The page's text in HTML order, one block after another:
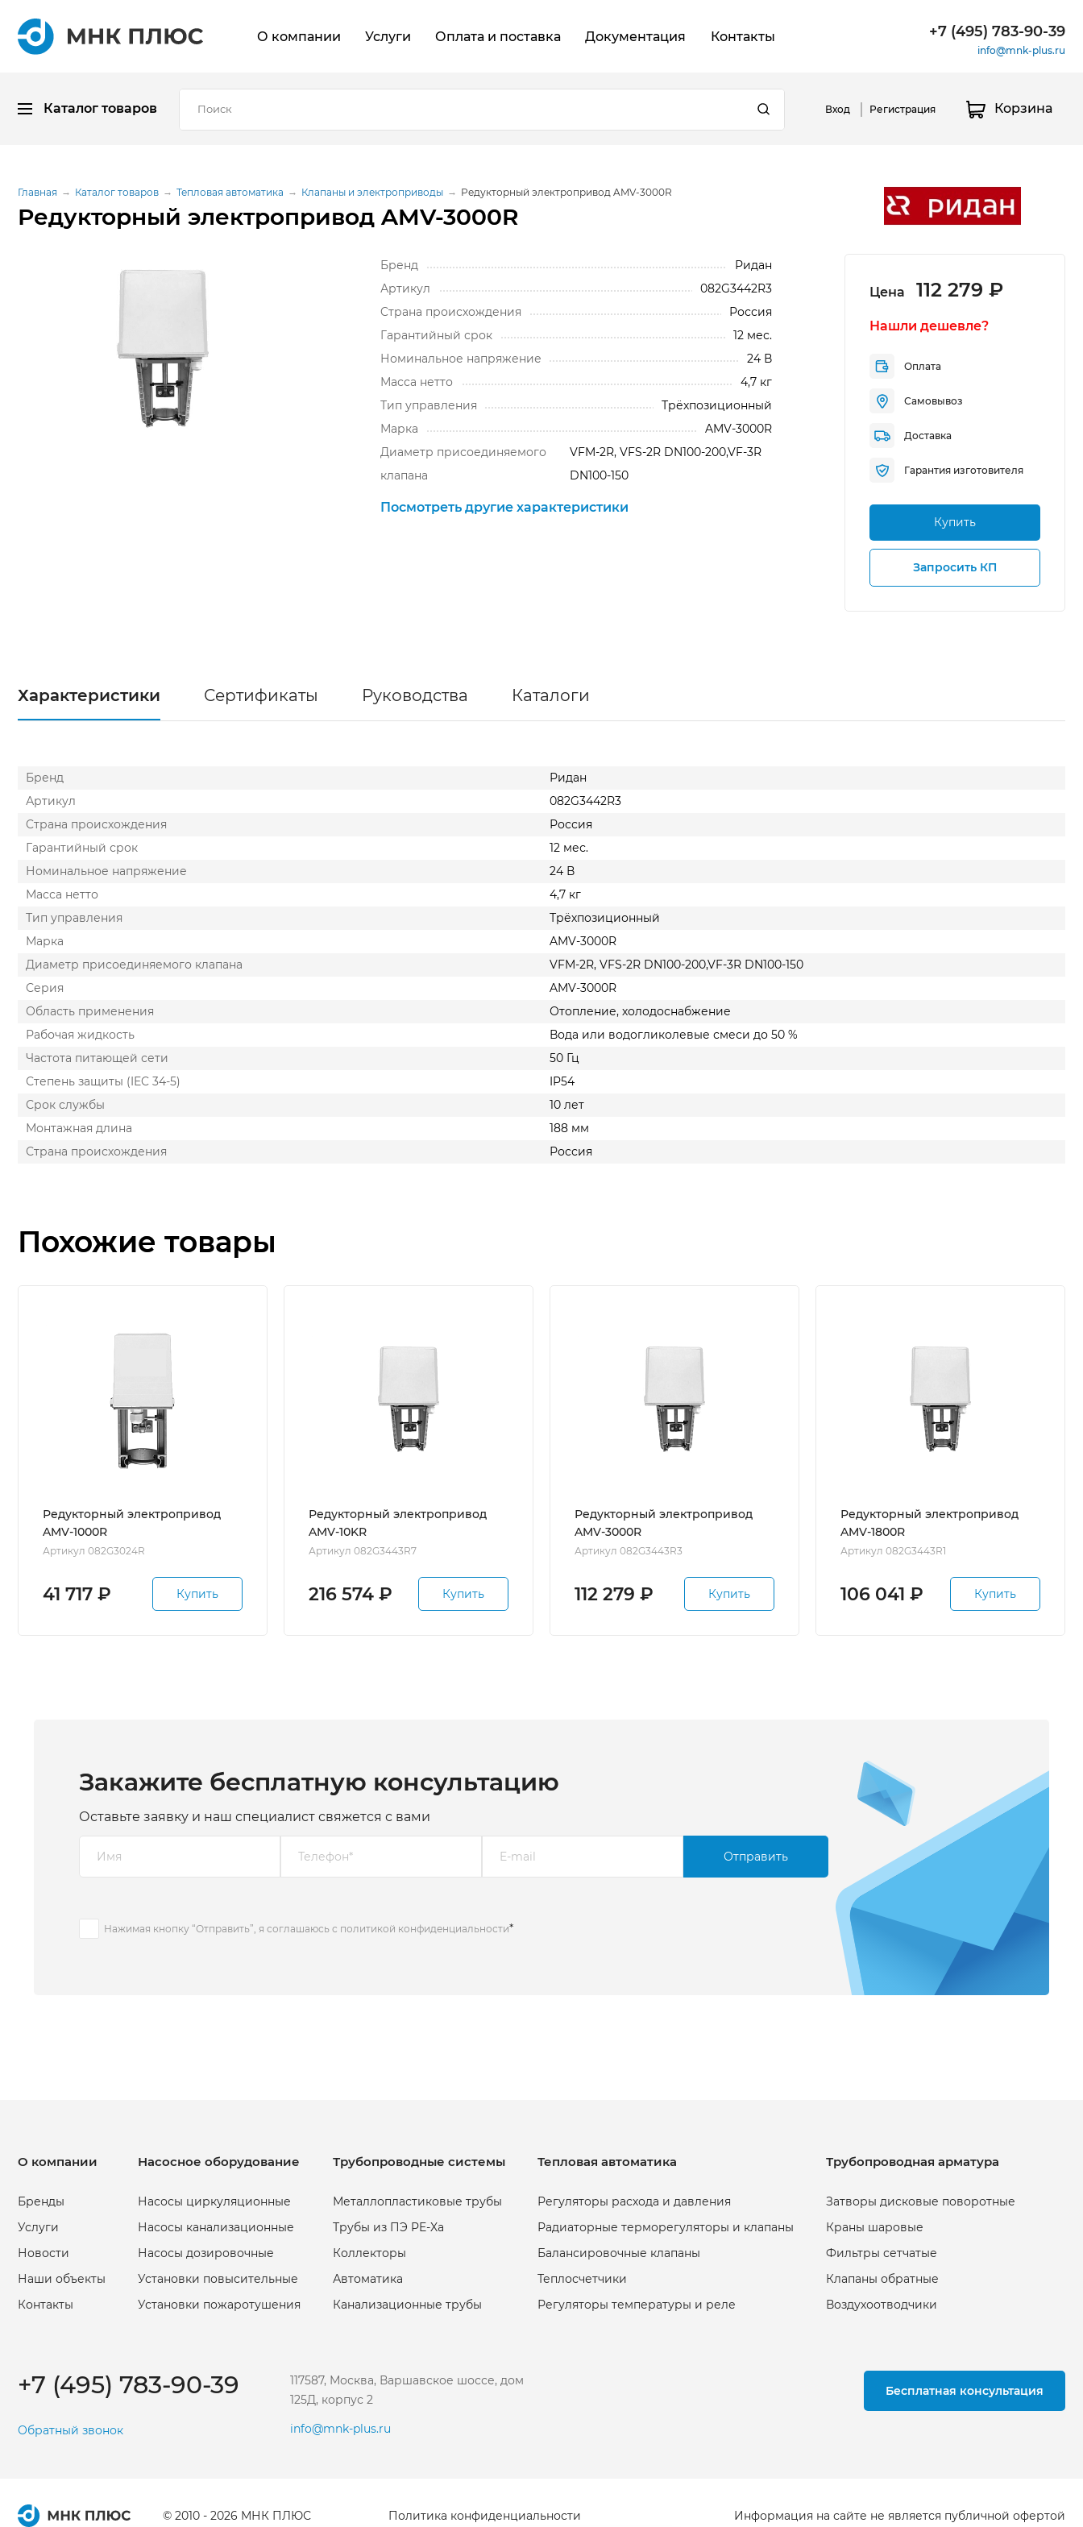
+7 (495) 783-90-39
info@mnk-plus.ru
О компании Услуги Оплата и поставка Документация Контакты
Вход Регистрация Корзина
Каталог товаров
Главная Каталог товаров Тепловая автоматика Клапаны и электроприводы Редукторный электропривод AMV-3000R
Редукторный электропривод AMV-3000R
Бренд
Ридан
Артикул
082G3442R3
Cтрана происхождения
Россия
Гарантийный срок
12 мес.
Номинальное напряжение
24 В
Масса нетто
4,7 кг
Тип управления
Трёхпозиционный
Марка
AMV-3000R
Диаметр присоединяемого
клапана
VFM-2R, VFS-2R DN100-200,VF-3R
DN100-150
Посмотреть другие характеристики
Цена 112 279 ₽
Нашли дешевле?
Оплата
Самовывоз
Доставка
Гарантия изготовителя
Купить
Запросить КП
Характеристики Сертификаты Руководства Каталоги
Бренд
Ридан
Артикул
082G3442R3
Cтрана происхождения
Россия
Гарантийный срок
12 мес.
Номинальное напряжение
24 В
Масса нетто
4,7 кг
Тип управления
Трёхпозиционный
Марка
AMV-3000R
Диаметр присоединяемого клапана
VFM-2R, VFS-2R DN100-200,VF-3R DN100-150
Серия
AMV-3000R
Область применения
Отопление, холодоснабжение
Рабочая жидкость
Вода или водогликолевые смеси до 50 %
Частота питающей сети
50 Гц
Степень защиты (IEC 34-5)
IP54
Срок службы
10 лет
Монтажная длина
188 мм
Страна происхождения
Россия
Похожие товары
Редукторный электропривод
AMV-1000R
Артикул 082G3024R
41 717 ₽ Купить
Редукторный электропривод
AMV-10KR
Артикул 082G3443R7
216 574 ₽ Купить
Редукторный электропривод
AMV-3000R
Артикул 082G3443R3
112 279 ₽ Купить
Редукторный электропривод
AMV-1800R
Артикул 082G3443R1
106 041 ₽ Купить
Закажите бесплатную консультацию
Оставьте заявку и наш специалист свяжется с вами
Отправить
Нажимая кнопку “Отправить”, я соглашаюсь с политикой конфиденциальности*
© 2010 - 2026 МНК ПЛЮС
+7 (495) 783-90-39
Обратный звонок
117587, Москва, Варшавское шоссе, дом
125Д, корпус 2
info@mnk-plus.ru
Бесплатная консультация
О компании
Бренды
Услуги
Новости
Наши объекты
Контакты
Насосное оборудование
Насосы циркуляционные
Насосы канализационные
Насосы дозировочные
Установки повысительные
Установки пожаротушения
Трубопроводные системы
Металлопластиковые трубы
Трубы из ПЭ PE-Xa
Коллекторы
Автоматика
Канализационные трубы
Тепловая автоматика
Регуляторы расхода и давления
Радиаторные терморегуляторы и клапаны
Балансировочные клапаны
Теплосчетчики
Регуляторы температуры и реле
Трубопроводная арматура
Затворы дисковые поворотные
Краны шаровые
Фильтры сетчатые
Клапаны обратные
Воздухоотводчики
Политика конфиденциальности Информация на сайте не является публичной офертой